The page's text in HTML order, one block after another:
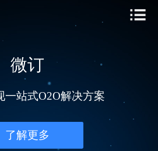
微订
一站式O2O解决方案
了解更多